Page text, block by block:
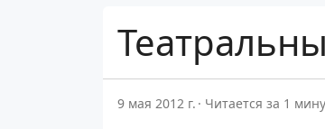
9 мая 2012 г. Читается за 1